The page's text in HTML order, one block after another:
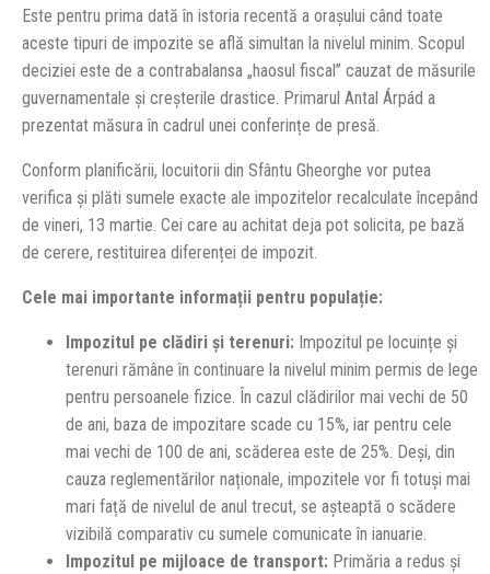
Este pentru prima dată în istoria recentă a orașului când toate
aceste tipuri de impozite se află simultan la nivelul minim. Scopul
deciziei este de a contrabalansa „haosul fiscal” cauzat de măsurile
guvernamentale și creșterile drastice. Primarul Antal Árpád a
prezentat măsura în cadrul unei conferințe de presă.
Conform planificării, locuitorii din Sfântu Gheorghe vor putea
verifica și plăti sumele exacte ale impozitelor recalculate începând
de vineri, 13 martie. Cei care au achitat deja pot solicita, pe bază
de cerere, restituirea diferenței de impozit.
Cele mai importante informații pentru populație:
Impozitul pe clădiri și terenuri: Impozitul pe locuințe și
terenuri rămâne în continuare la nivelul minim permis de lege
pentru persoanele fizice. În cazul clădirilor mai vechi de 50
de ani, baza de impozitare scade cu 15%, iar pentru cele
mai vechi de 100 de ani, scăderea este de 25%. Deși, din
cauza reglementărilor naționale, impozitele vor fi totuși mai
mari față de nivelul de anul trecut, se așteaptă o scădere
vizibilă comparativ cu sumele comunicate în ianuarie.
Impozitul pe mijloace de transport: Primăria a redus și